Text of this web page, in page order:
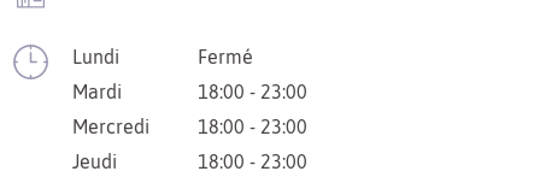
Lundi
Fermé
Mardi
18:00 - 23:00
Mercredi
18:00 - 23:00
Jeudi
18:00 - 23:00